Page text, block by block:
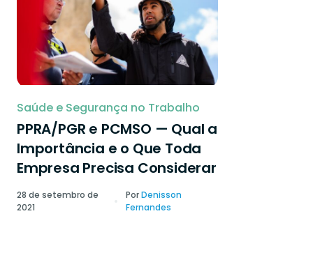
Saúde e Segurança no Trabalho
PPRA/PGR e PCMSO — Qual a
Importância e o Que Toda
Empresa Precisa Considerar
28 de setembro de
2021
PorDenisson
Fernandes